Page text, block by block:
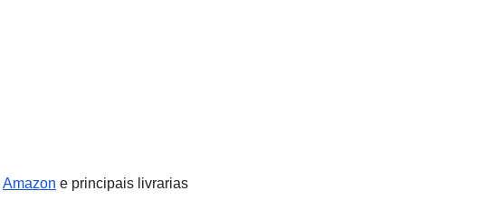
Amazon e principais livrarias